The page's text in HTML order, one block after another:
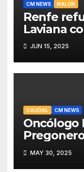
CM NEWS NALÓN
Renfe
Laviana
fiables y
recuperar
JUN 15, 2025
CAUDAL CM NEWS
Oncólogo
Mieres:
y el HUCA
MAY 30, 2025